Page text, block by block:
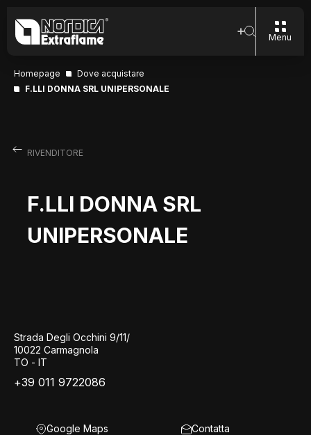
Menu
Homepage
Dove acquistare
F.LLI DONNA SRL UNIPERSONALE
RIVENDITORE
F.LLI DONNA SRL
UNIPERSONALE
Strada Degli Occhini 9/11/
10022 Carmagnola
TO - IT
+39 011 9722086
Google Maps Contatta